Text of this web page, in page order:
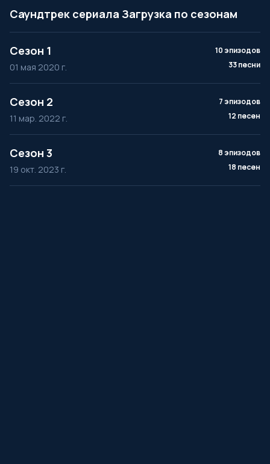
Саундтрек сериала Загрузка по сезонам
Сезон 1
01 мая 2020 г.
10 эпизодов
33 песни
Сезон 2
11 мар. 2022 г.
7 эпизодов
12 песен
Сезон 3
19 окт. 2023 г.
8 эпизодов
18 песен